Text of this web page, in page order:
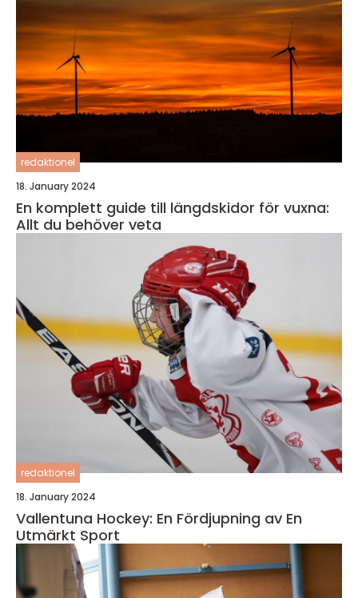
redaktionel
18. January 2024
En komplett guide till längdskidor för vuxna:
Allt du behöver veta
redaktionel
18. January 2024
Vallentuna Hockey: En Fördjupning av En
Utmärkt Sport